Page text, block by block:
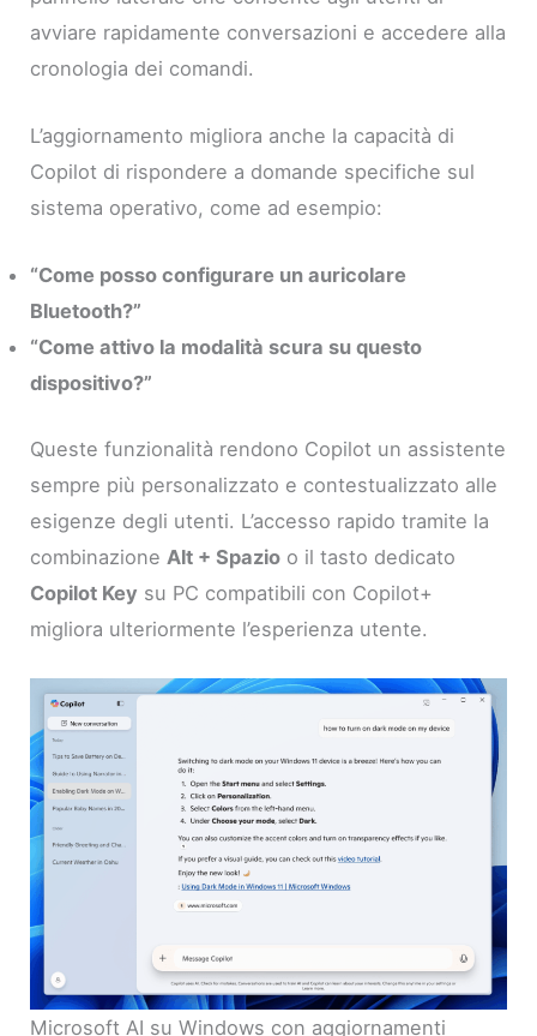
avviare rapidamente conversazioni e accedere alla
cronologia dei comandi.
L’aggiornamento migliora anche la capacità di
Copilot di rispondere a domande specifiche sul
sistema operativo, come ad esempio:
“Come posso configurare un auricolare
Bluetooth?”
“Come attivo la modalità scura su questo
dispositivo?”
Queste funzionalità rendono Copilot un assistente
sempre più personalizzato e contestualizzato alle
esigenze degli utenti. L’accesso rapido tramite la
combinazione Alt + Spazio o il tasto dedicato
Copilot Key su PC compatibili con Copilot+
migliora ulteriormente l’esperienza utente.
Microsoft AI su Windows con aggiornamenti